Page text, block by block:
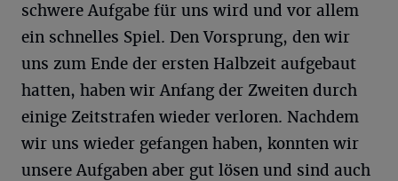
schwere Aufgabe für uns wird und vor allem
ein schnelles Spiel. Den Vorsprung, den wir
uns zum Ende der ersten Halbzeit aufgebaut
hatten, haben wir Anfang der Zweiten durch
einige Zeitstrafen wieder verloren. Nachdem
wir uns wieder gefangen haben, konnten wir
unsere Aufgaben aber gut lösen und sind auch